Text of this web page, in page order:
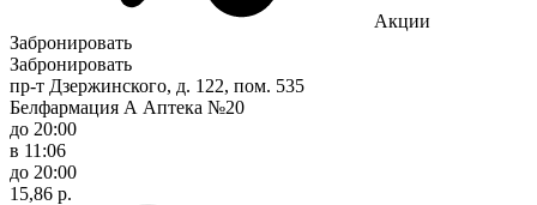
Акции
Забронировать
Забронировать
пр-т Дзержинского, д. 122, пом. 535
Белфармация А Аптека №20
до 20:00
в 11:06
до 20:00
15,86 р.